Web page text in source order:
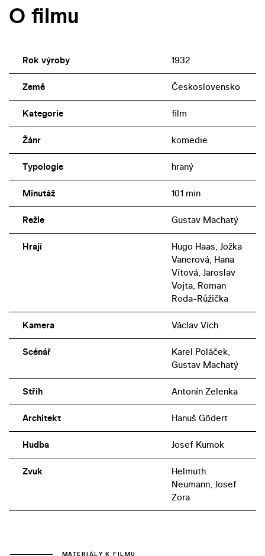
O filmu
Rok výroby 1932
Země Československo
Kategorie film
Žánr komedie
Typologie hraný
Minutáž 101 min
Režie Gustav Machatý
Hrají
Hugo Haas, Jožka
Vanerová, Hana
Vítová, Jaroslav
Vojta, Roman
Roda-Růžička
Kamera Václav Vích
Scénář
Karel Poláček,
Gustav Machatý
Střih Antonín Zelenka
Architekt Hanuš Gödert
Hudba Josef Kumok
Zvuk
Helmuth
Neumann, Josef
Zora
MATERIÁLY K FILMU